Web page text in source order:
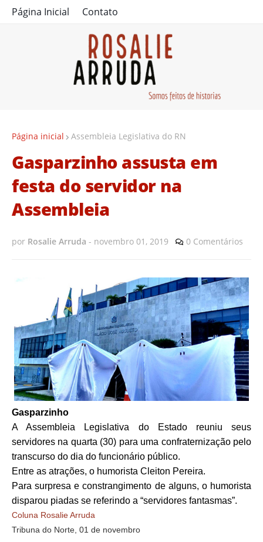
Página Inicial Contato
Página inicial Assembleia Legislativa do RN
Gasparzinho assusta em
festa do servidor na
Assembleia
por Rosalie Arruda - novembro 01, 2019 0 Comentários
Gasparzinho
A Assembleia Legislativa do Estado reuniu seus
servidores na quarta (30) para uma confraternização pelo
transcurso do dia do funcionário público.
Entre as atrações, o humorista Cleiton Pereira.
Para surpresa e constrangimento de alguns, o humorista
disparou piadas se referindo a “servidores fantasmas”.
Coluna Rosalie Arruda
Tribuna do Norte, 01 de novembro